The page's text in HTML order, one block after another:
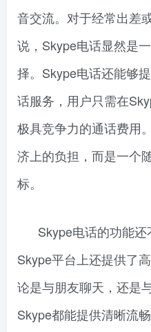
音交流。对于经常出差
说，Skype电话显然是
择。Skype电话还能够
话服务，用户只需在
极具竞争力的通话费用
济上的负担，而是一个
标。
Skype电话的功能还
Skype平台上还提供了
论是与朋友聊天，还是
Skype都能提供清晰流